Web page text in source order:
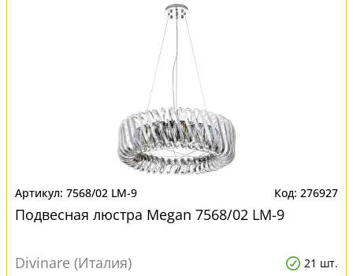
7568/02 LM-9 276927
Подвесная люстра Megan 7568/02 LM-9
Divinare (Италия) 21 шт.